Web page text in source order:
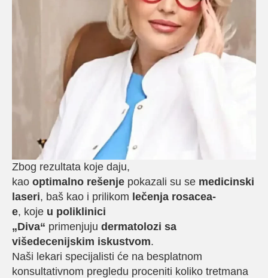
Zbog rezultata koje daju,
kao optimalno rešenje pokazali su se medicinski
laseri, baš kao i prilikom lečenja rosacea-
e, koje u poliklinici
„Diva“ primenjuju dermatolozi sa
višedecenijskim iskustvom.
Naši lekari specijalisti će na besplatnom
konsultativnom pregledu proceniti koliko tretmana